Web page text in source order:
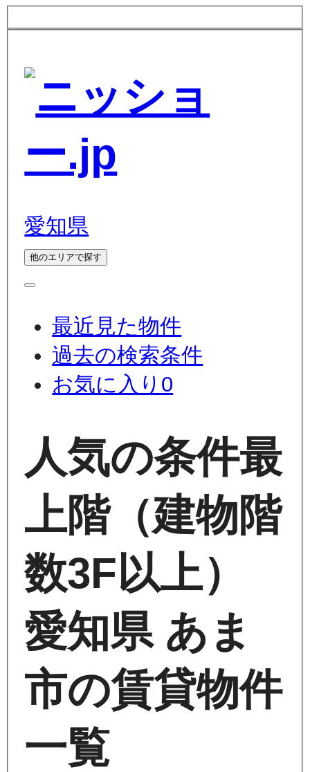
愛知県
他のエリアで探す
最近見た物件
過去の検索条件
お気に入り 0
人気の条件最
上階（建物階
数3F以上）
愛知県 あま
市の賃貸物件
一覧